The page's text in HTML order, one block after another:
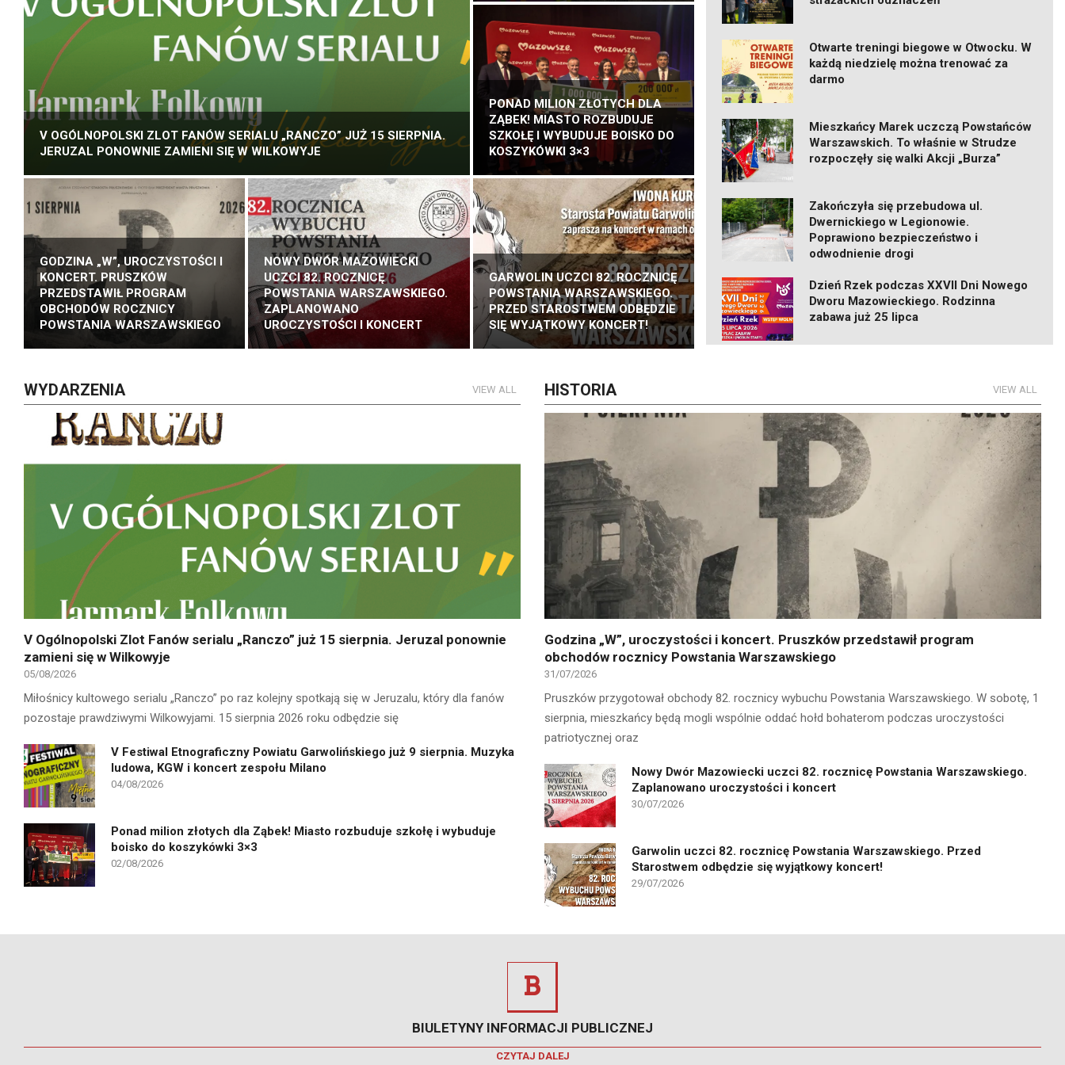
V OGÓLNOPOLSKI ZLOT FANÓW SERIALU „RANCZO” JUŻ 15 SIERPNIA.
JERUZAL PONOWNIE ZAMIENI SIĘ W WILKOWYJE
PONAD MILION ZŁOTYCH DLA
ZĄBEK! MIASTO ROZBUDUJE
SZKOŁĘ I WYBUDUJE BOISKO DO
KOSZYKÓWKI 3×3
GODZINA „W”, UROCZYSTOŚCI I
KONCERT. PRUSZKÓW
PRZEDSTAWIŁ PROGRAM
OBCHODÓW ROCZNICY
POWSTANIA WARSZAWSKIEGO
NOWY DWÓR MAZOWIECKI
UCZCI 82. ROCZNICĘ
POWSTANIA WARSZAWSKIEGO.
ZAPLANOWANO
UROCZYSTOŚCI I KONCERT
GARWOLIN UCZCI 82. ROCZNICĘ
POWSTANIA WARSZAWSKIEGO.
PRZED STAROSTWEM ODBĘDZIE
SIĘ WYJĄTKOWY KONCERT!
Otwarte treningi biegowe w Otwocku. W
każdą niedzielę można trenować za
darmo
Mieszkańcy Marek uczczą Powstańców
Warszawskich. To właśnie w Strudze
rozpoczęły się walki Akcji „Burza”
Zakończyła się przebudowa ul.
Dwernickiego w Legionowie.
Poprawiono bezpieczeństwo i
odwodnienie drogi
Dzień Rzek podczas XXVII Dni Nowego
Dworu Mazowieckiego. Rodzinna
zabawa już 25 lipca
WYDARZENIA VIEW ALL
V Ogólnopolski Zlot Fanów serialu „Ranczo” już 15 sierpnia. Jeruzal ponownie
zamieni się w Wilkowyje
05/08/2026
Miłośnicy kultowego serialu „Ranczo” po raz kolejny spotkają się w Jeruzalu, który dla fanów
pozostaje prawdziwymi Wilkowyjami. 15 sierpnia 2026 roku odbędzie się
V Festiwal Etnograficzny Powiatu Garwolińskiego już 9 sierpnia. Muzyka
ludowa, KGW i koncert zespołu Milano
04/08/2026
Ponad milion złotych dla Ząbek! Miasto rozbuduje szkołę i wybuduje
boisko do koszykówki 3×3
02/08/2026
HISTORIA VIEW ALL
Godzina „W”, uroczystości i koncert. Pruszków przedstawił program
obchodów rocznicy Powstania Warszawskiego
31/07/2026
Pruszków przygotował obchody 82. rocznicy wybuchu Powstania Warszawskiego. W sobotę, 1
sierpnia, mieszkańcy będą mogli wspólnie oddać hołd bohaterom podczas uroczystości
patriotycznej oraz
Nowy Dwór Mazowiecki uczci 82. rocznicę Powstania Warszawskiego.
Zaplanowano uroczystości i koncert
30/07/2026
Garwolin uczci 82. rocznicę Powstania Warszawskiego. Przed
Starostwem odbędzie się wyjątkowy koncert!
29/07/2026
BIULETYNY INFORMACJI PUBLICZNEJ
CZYTAJ DALEJ